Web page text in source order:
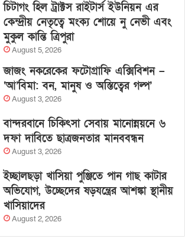
চিটাগং হিল ট্রাক্টস রাইটার্স ইউনিয়ন এর
কেন্দ্রীয় নেতৃত্বে মংক্য শোয়ে নু নেভী এবং
মুকুল কান্তি ত্রিপুরা
August 5, 2026
জাজং নকরেকের ফটোগ্রাফি এক্সিবিশন –
‘আ’বিমা: বন, মানুষ ও অস্তিত্বের গল্প’
August 3, 2026
বান্দরবানে চিকিৎসা সেবায় মানোন্নয়নে ৬
দফা দাবিতে ছাত্রজনতার মানববন্ধন
August 3, 2026
ইচ্ছালছড়া খাসিয়া পুঞ্জিতে পান গাছ কাটার
অভিযোগ, উচ্ছেদের ষড়যন্ত্রের আশঙ্কা স্থানীয়
খাসিয়াদের
August 2, 2026